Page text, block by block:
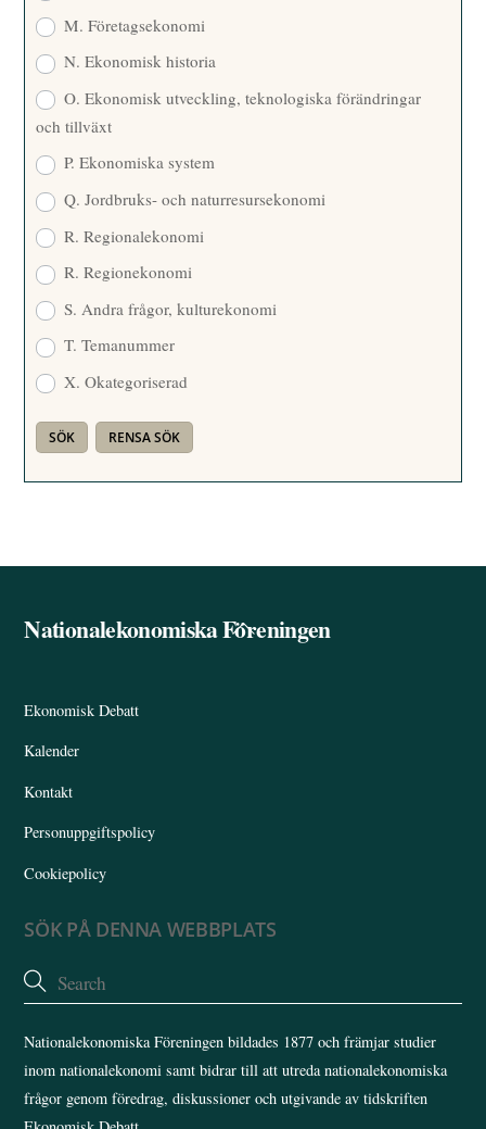
M. Företagsekonomi
N. Ekonomisk historia
O. Ekonomisk utveckling, teknologiska förändringar
och tillväxt
P. Ekonomiska system
Q. Jordbruks- och naturresursekonomi
R. Regionalekonomi
R. Regionekonomi
S. Andra frågor, kulturekonomi
T. Temanummer
X. Okategoriserad
Back
Nationalekonomiska Föreningen
Ekonomisk Debatt
Kalender
Kontakt
Personuppgiftspolicy
Cookiepolicy
SÖK PÅ DENNA WEBBPLATS
Nationalekonomiska Föreningen bildades 1877 och främjar studier
inom nationalekonomi samt bidrar till att utreda nationalekonomiska
frågor genom föredrag, diskussioner och utgivande av tidskriften